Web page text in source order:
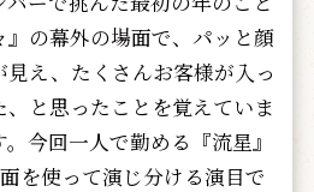
』の幕外の場面で、パッと顔
え、たくさんお客様が入っ
と思ったことを覚えていま
今回一人で勤める『流星』
を使って演じ分ける演目で